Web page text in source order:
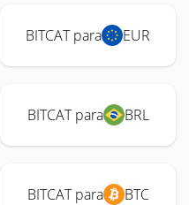
BITCAT para EUR
BITCAT para BRL
BITCAT para BTC